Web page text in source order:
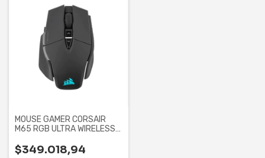
MOUSE GAMER CORSAIR
M65 RGB ULTRA WIRELESS
$349.018,94